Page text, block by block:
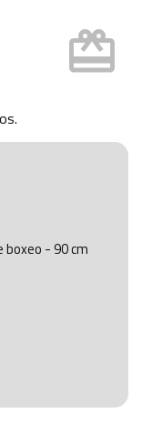
card_giftcard
.
boxeo - 90 cm